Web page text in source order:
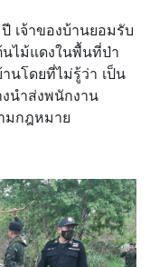
เจ้าของบ้านยอมรับ
นไม้แดงในพื้นที่ป่า
นโดยที่ไม่รู้ว่า เป็น
นำส่งพนักงาน
มกฎหมาย